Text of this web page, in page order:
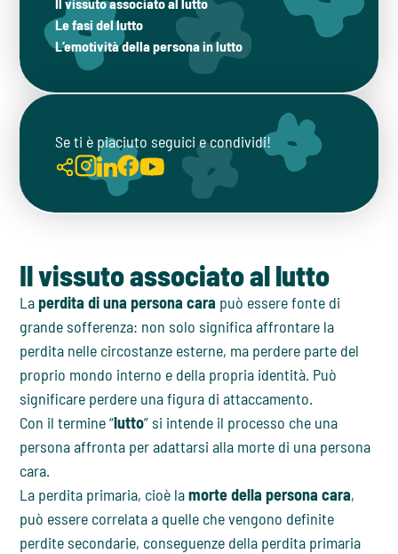
Le fasi del lutto
L’emotività della persona in lutto
Se ti è piaciuto seguici e condividi!
Il vissuto associato al lutto
Laperdita di una persona cara può essere fonte di
grande sofferenza: non solo significa affrontare la
perdita nelle circostanze esterne, ma perdere parte del
proprio mondo interno e della propria identità. Può
significare perdere una figura di attaccamento.
Con il termine “lutto” si intende il processo che una
persona affronta per adattarsi alla morte di una persona
cara.
La perdita primaria, cioè lamorte della persona cara,
può essere correlata a quelle che vengono definite
perdite secondarie, conseguenze della perdita primaria